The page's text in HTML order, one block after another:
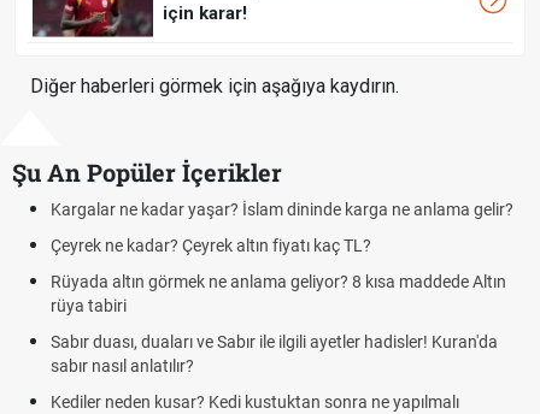
için karar!
Diğer haberleri görmek için aşağıya kaydırın.
Şu An Popüler İçerikler
yaşar? İslam dininde karga ne anlama gelir?
Çeyrek altın fiyatı kaç TL?
görmek ne anlama geliyor? 8 kısa maddede Altın
duaları ve Sabır ile ilgili ayetler hadisler! Kuran'da
kusar? Kedi kustuktan sonra ne yapılmalı
Futbolda
Cemre düştü
Rüyada kedi
tarifi